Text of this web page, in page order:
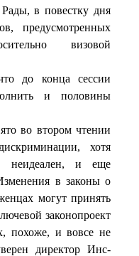
в повестку дня
предусмотренных
визовой
до конца сессии
и половины
во втором чтении
хотя
неидеален, и еще
в законы о
могут принять
законопроект
похоже, и вовсе не
директор Инс­